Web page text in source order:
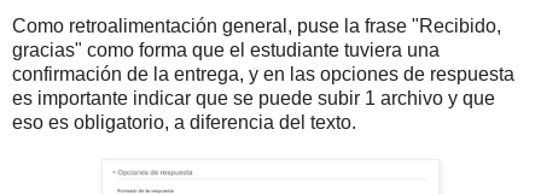
Como retroalimentación general, puse la frase "Recibido,
gracias" como forma que el estudiante tuviera una
confirmación de la entrega, y en las opciones de respuesta
es importante indicar que se puede subir 1 archivo y que
eso es obligatorio, a diferencia del texto.